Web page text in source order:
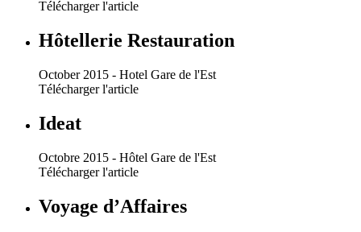
Télécharger l'article
Hôtellerie Restauration
October 2015 - Hotel Gare de l'Est
Télécharger l'article
Ideat
Octobre 2015 - Hôtel Gare de l'Est
Télécharger l'article
Voyage d’Affaires